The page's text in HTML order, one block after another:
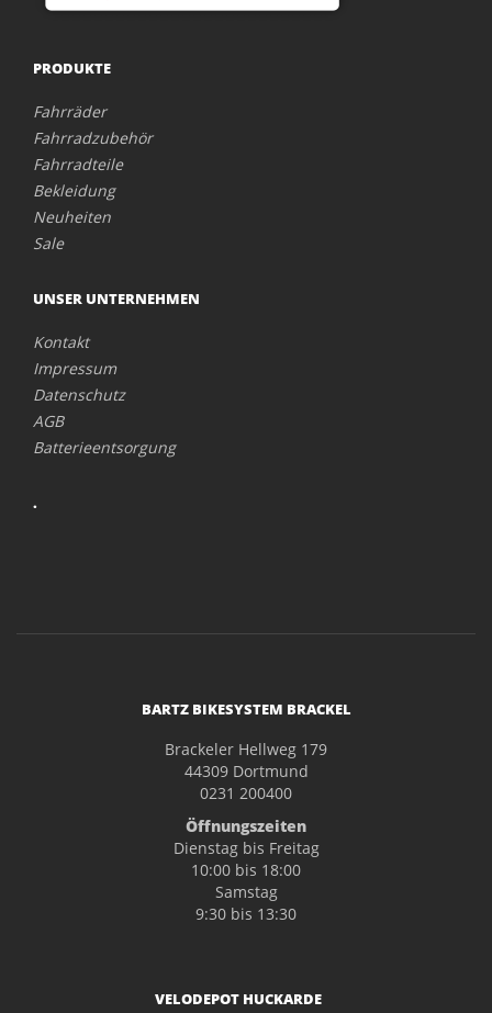
PRODUKTE
Fahrräder
Fahrradzubehör
Fahrradteile
Bekleidung
Neuheiten
Sale
UNSER UNTERNEHMEN
Kontakt
Impressum
Datenschutz
AGB
Batterieentsorgung
.
BARTZ BIKESYSTEM BRACKEL
Brackeler Hellweg 179
44309 Dortmund
0231 200400
Öffnungszeiten
Dienstag bis Freitag
10:00 bis 18:00
Samstag
9:30 bis 13:30
VELODEPOT HUCKARDE